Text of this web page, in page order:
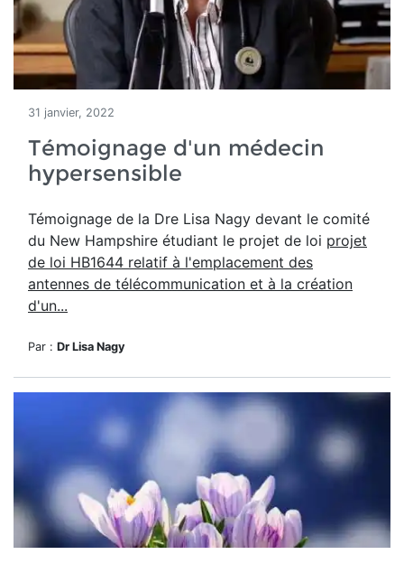
31 janvier, 2022
Témoignage d'un médecin
hypersensible
Témoignage de la Dre Lisa Nagy devant le comité
du New Hampshire étudiant le projet de loi projet
de loi HB1644 relatif à l'emplacement des
antennes de télécommunication et à la création
d'un...
Par : Dr Lisa Nagy